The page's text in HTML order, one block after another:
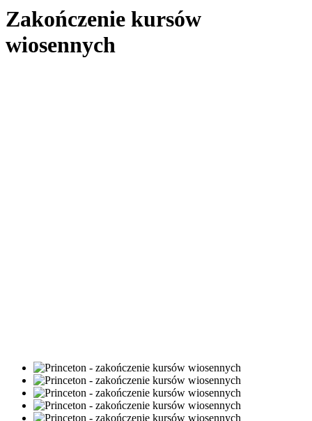
Zakończenie kursów
wiosennych